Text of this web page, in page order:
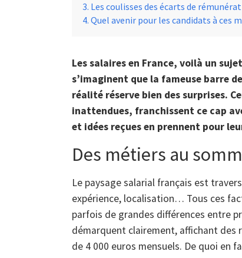
Les coulisses des écarts de
Quel avenir pour les candidats à ces
Les salaires en France, voilà un
s’imaginent que la fameuse barre
réalité réserve bien des surprises.
inattendues, franchissent ce cap
et idées reçues en prennent pour
Des métiers au
Le paysage salarial français est
expérience, localisation… Tous ces
parfois de grandes différences entre
démarquent clairement, affichant des
de 4 000 euros mensuels. De quoi en